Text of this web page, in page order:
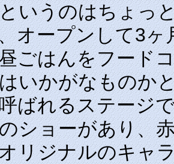
いうのはちょっ
オープンして3
ごはんをフード
いかがなものか
ばれるステージ
ショーがあり、
リジナルのキャ